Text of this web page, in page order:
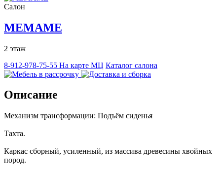
Салон
МЕМАМЕ
2 этаж
8-912-978-75-55 На карте МЦ Каталог салона
Описание
Механизм трансформации: Подъём сиденья
Тахта.
Каркас сборный, усиленный, из массива древесины хвойных
пород.